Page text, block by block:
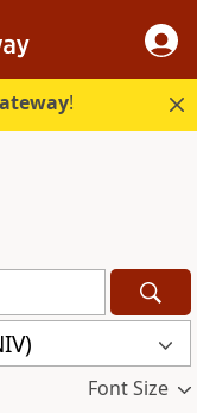
!
Font Size